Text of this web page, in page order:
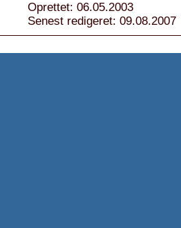
Oprettet: 06.05.2003
Senest redigeret: 09.08.2007